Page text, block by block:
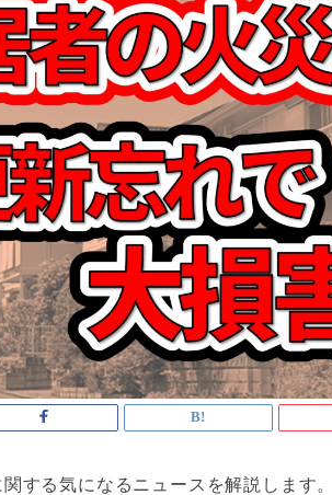
する気になるニュースを解説します。